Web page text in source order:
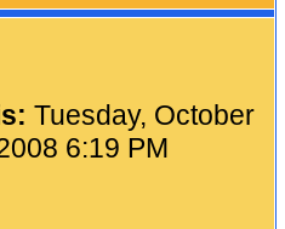
Tuesday, October
6:19 PM